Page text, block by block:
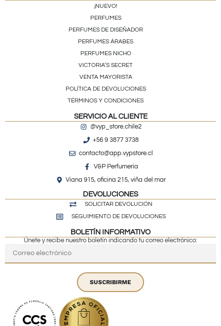
¡NUEVO!
PERFUMES
PERFUMES DE DISEÑADOR
PERFUMES ÁRABES
PERFUMES NICHO
VICTORIA’S SECRET
VENTA MAYORISTA
POLÍTICA DE DEVOLUCIONES
TÉRMINOS Y CONDICIONES
SERVICIO AL CLIENTE
@vyp_store.chile2
+56 9 3877 3738
contacto@app.vypstore.cl
V&P Perfumeria
Viana 915, oficina 215, viña del mar
DEVOLUCIONES
SOLICITAR DEVOLUCIÓN
SEGUIMIENTO DE DEVOLUCIONES
BOLETÍN INFORMATIVO
Únete y recibe nuestro boletín indicando tu correo electrónico:
SUSCRIBIRME